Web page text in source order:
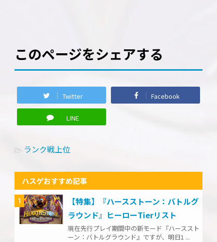
このページをシェアする
Twitter Facebook
LINE
-ランク戦上位
ハスゲおすすめ記事
1
【特集】『ハースストーン：バトルグ
ラウンド』ヒーローTierリスト
現在先行プレイ期間中の新モード『ハーススト
ーン：バトルグラウンド』ですが、明日1 ...